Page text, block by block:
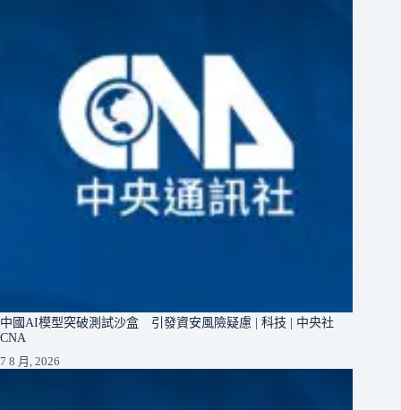
中國AI模型突破測試沙盒 引發資安風險疑慮 | 科技 | 中央社
CNA
7 8 月, 2026